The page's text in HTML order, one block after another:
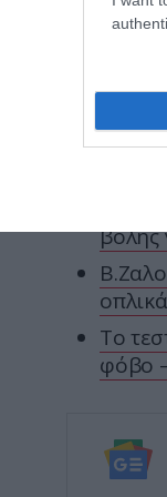
στον
βολής
Το
φόβο